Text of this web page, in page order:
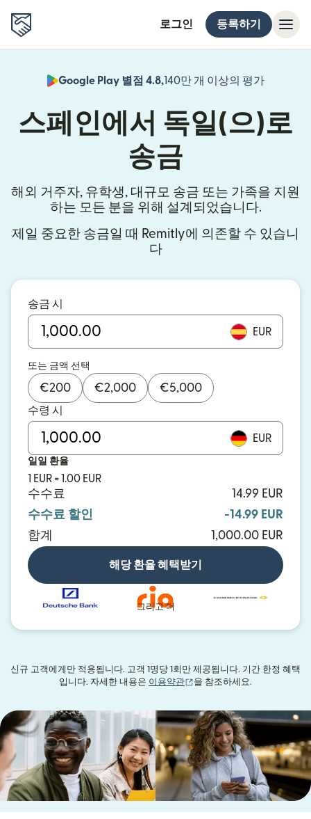
로그인 등록하기
Google Play 별점 4.8,140만 개 이상의 평가
스페인에서 독일(으)로
송금
해외 거주자, 유학생, 대규모 송금 또는 가족을 지원
하는 모든 분을 위해 설계되었습니다.
제일 중요한 송금일 때 Remitly에 의존할 수 있습니
다
송금 시
EUR
또는 금액 선택
€200 €2,000 €5,000
수령 시
EUR
일일 환율
1 EUR = 1.00 EUR
수수료
14.99 EUR
수수료 할인
-14.99 EUR
합계
1,000.00 EUR
해당 환율 혜택받기
그리고 더
신규 고객에게만 적용됩니다. 고객 1명당 1회만 제공됩니다. 기간 한정 혜택
입니다. 자세한 내용은 이용약관 (새 창에서 열림)
을 참조하세요.